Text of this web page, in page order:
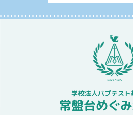
学校法人バプテスト
常盤台めぐ